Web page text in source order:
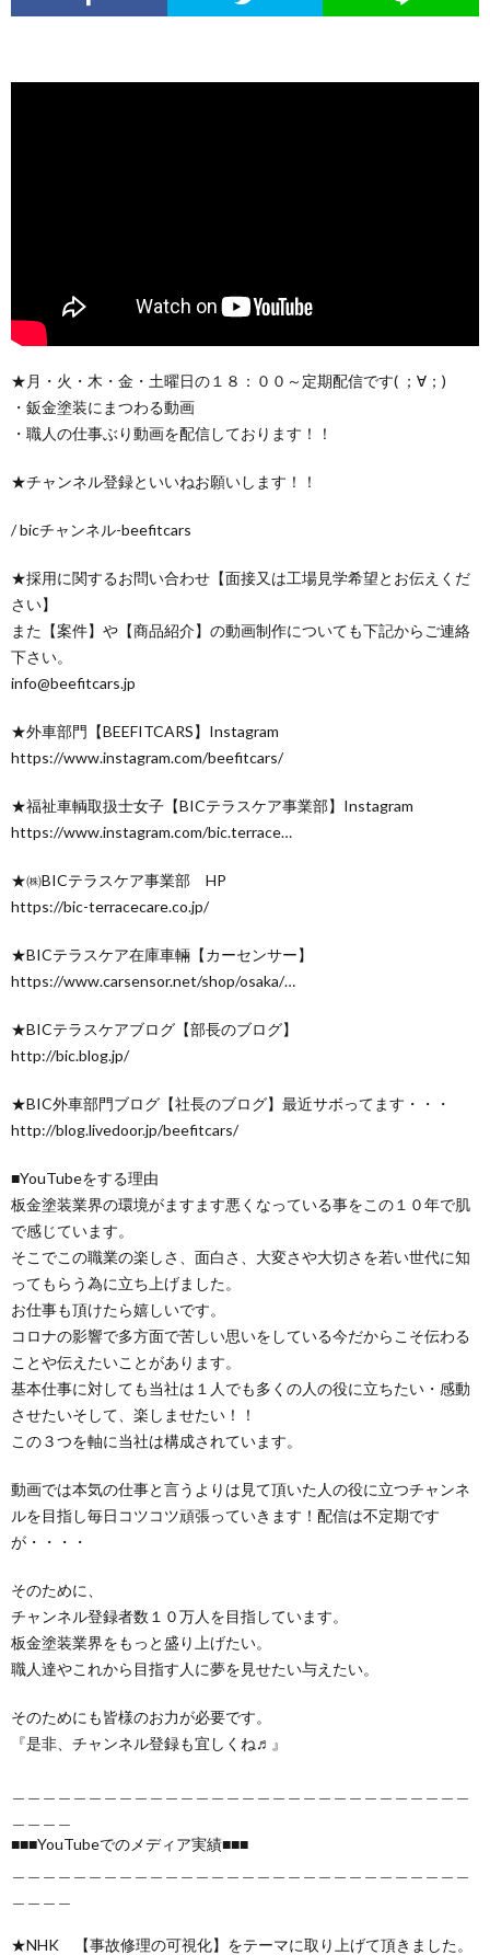
★月・火・木・金・土曜日の１８：００～定期配信です( ；∀；)
・鈑金塗装にまつわる動画
・職人の仕事ぶり動画を配信しております！！
★チャンネル登録といいねお願いします！！
/ bicチャンネル-beefitcars
★採用に関するお問い合わせ【面接又は工場見学希望とお伝えくだ
さい】
また【案件】や【商品紹介】の動画制作についても下記からご連絡
下さい。
info@beefitcars.jp
★外車部門【BEEFITCARS】Instagram
https://www.instagram.com/beefitcars/
★福祉車輌取扱士女子【BICテラスケア事業部】Instagram
https://www.instagram.com/bic.terrace…
★㈱BICテラスケア事業部 HP
https://bic-terracecare.co.jp/
★BICテラスケア在庫車輛【カーセンサー】
https://www.carsensor.net/shop/osaka/…
★BICテラスケアブログ【部長のブログ】
http://bic.blog.jp/
★BIC外車部門ブログ【社長のブログ】最近サボってます・・・
http://blog.livedoor.jp/beefitcars/
■YouTubeをする理由
板金塗装業界の環境がますます悪くなっている事をこの１０年で肌
で感じています。
そこでこの職業の楽しさ、面白さ、大変さや大切さを若い世代に知
ってもらう為に立ち上げました。
お仕事も頂けたら嬉しいです。
コロナの影響で多方面で苦しい思いをしている今だからこそ伝わる
ことや伝えたいことがあります。
基本仕事に対しても当社は１人でも多くの人の役に立ちたい・感動
させたいそして、楽しませたい！！
この３つを軸に当社は構成されています。
動画では本気の仕事と言うよりは見て頂いた人の役に立つチャンネ
ルを目指し毎日コツコツ頑張っていきます！配信は不定期です
が・・・・
そのために、
チャンネル登録者数１０万人を目指しています。
板金塗装業界をもっと盛り上げたい。
職人達やこれから目指す人に夢を見せたい与えたい。
そのためにも皆様のお力が必要です。
『是非、チャンネル登録も宜しくね♬』
■■■YouTubeでのメディア実績■■■
★NHK 【事故修理の可視化】をテーマに取り上げて頂きました。